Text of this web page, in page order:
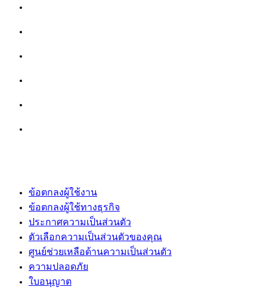
ข้อตกลงผู้ใช้งาน
ข้อตกลงผู้ใช้ทางธุรกิจ
ประกาศความเป็นส่วนตัว
ตัวเลือกความเป็นส่วนตัวของคุณ
ศูนย์ช่วยเหลือด้านความเป็นส่วนตัว
ความปลอดภัย
ใบอนุญาต